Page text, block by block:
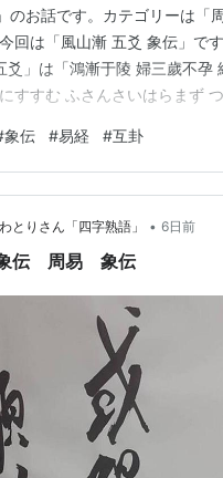
のお話です。カテゴリーは「
回は「風山漸 五爻 象伝」で
爻」は「鴻漸于陵 婦三歲不孕
すすむ ふさんさいはらまず
わく ついにこれにかつことな
ろをうるなり。 「風山漸 五
二爻」ともしっかり応じてい
比していますが「上爻」には比
果が出たイメージだね。 そう
象伝 #易経 #互卦
とりさん「四字熟語」 • 6日前
伝 周易 象伝